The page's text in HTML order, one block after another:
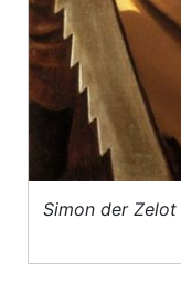
Simon der